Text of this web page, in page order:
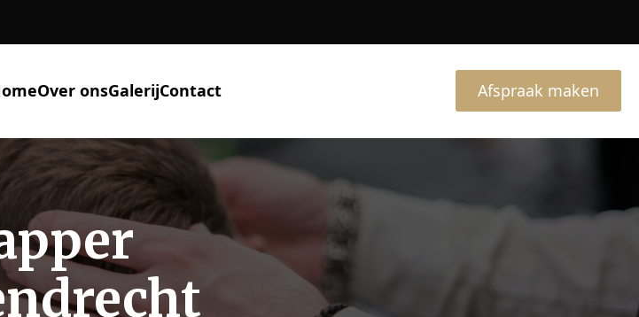
Over onsGalerijContact Afspraak maken